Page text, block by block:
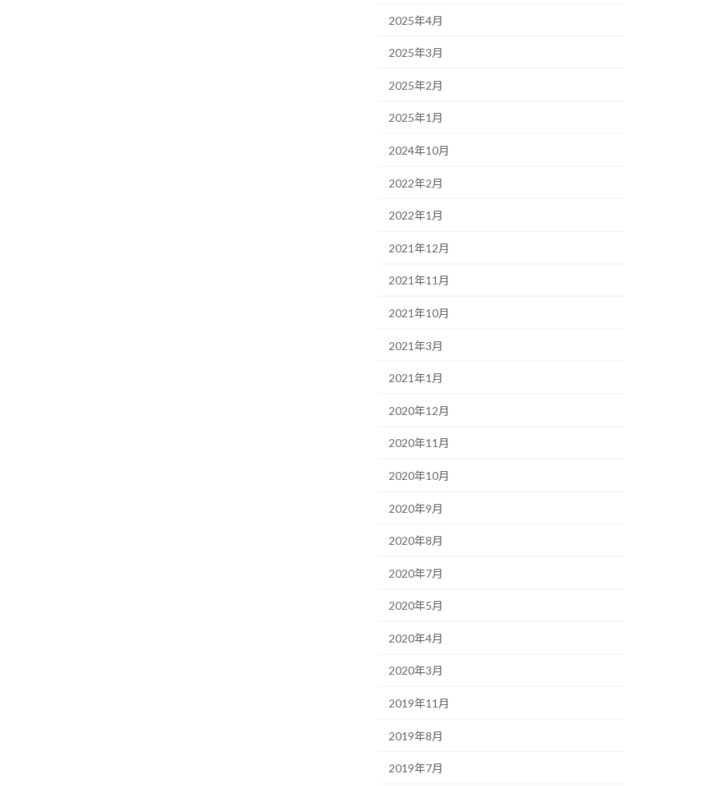
2025年4月
2025年3月
2025年2月
2025年1月
2024年10月
2022年2月
2022年1月
2021年12月
2021年11月
2021年10月
2021年3月
2021年1月
2020年12月
2020年11月
2020年10月
2020年9月
2020年8月
2020年7月
2020年5月
2020年4月
2020年3月
2019年11月
2019年8月
2019年7月